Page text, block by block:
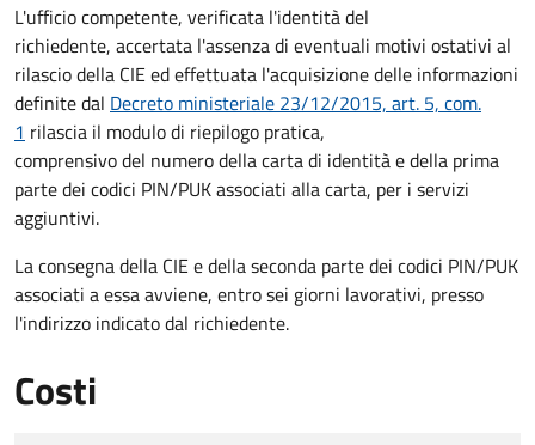
L'ufficio competente, verificata l'identità del
richiedente, accertata l'assenza di eventuali motivi ostativi al
rilascio della CIE ed effettuata l'acquisizione delle informazioni
definite dal Decreto ministeriale 23/12/2015, art. 5, com.
1 rilascia il modulo di riepilogo pratica,
comprensivo del numero della carta di identità e della prima
parte dei codici PIN/PUK associati alla carta, per i servizi
aggiuntivi.
La consegna della CIE e della seconda parte dei codici PIN/PUK
associati a essa avviene, entro sei giorni lavorativi, presso
l'indirizzo indicato dal richiedente.
Costi